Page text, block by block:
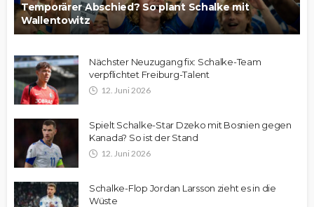
Temporärer Abschied? So plant Schalke mit
Wallentowitz
Nächster Neuzugang fix: Schalke-Team
verpflichtet Freiburg-Talent
12. Juni 2026
Spielt Schalke-Star Dzeko mit Bosnien gegen
Kanada? So ist der Stand
12. Juni 2026
Schalke-Flop Jordan Larsson zieht es in die
Wüste